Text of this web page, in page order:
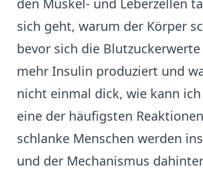
den Muskel- und Leberzellen
sich geht, warum der Körper
bevor sich die
mehr Insulin produziert und
nicht einmal dick, wie kann ich
eine der häufigsten
schlanke Menschen werden
und der Mechanismus